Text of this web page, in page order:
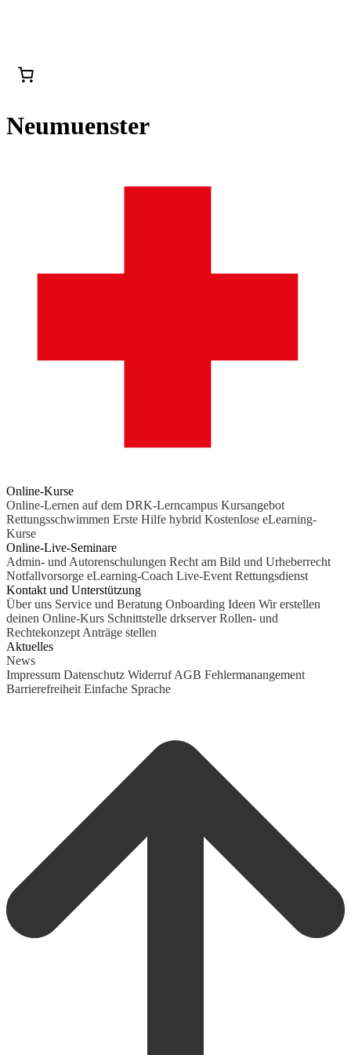
Neumuenster
Online-Kurse
Online-Lernen auf dem DRK-Lerncampus Kursangebot
Rettungsschwimmen Erste Hilfe hybrid Kostenlose eLearning-
Kurse
Online-Live-Seminare
Admin- und Autorenschulungen Recht am Bild und Urheberrecht
Notfallvorsorge eLearning-Coach Live-Event Rettungsdienst
Kontakt und Unterstützung
Über uns Service und Beratung Onboarding Ideen Wir erstellen
deinen Online-Kurs Schnittstelle drkserver Rollen- und
Rechtekonzept Anträge stellen
Aktuelles
News
Impressum Datenschutz Widerruf AGB Fehlermanangement
Barrierefreiheit Einfache Sprache